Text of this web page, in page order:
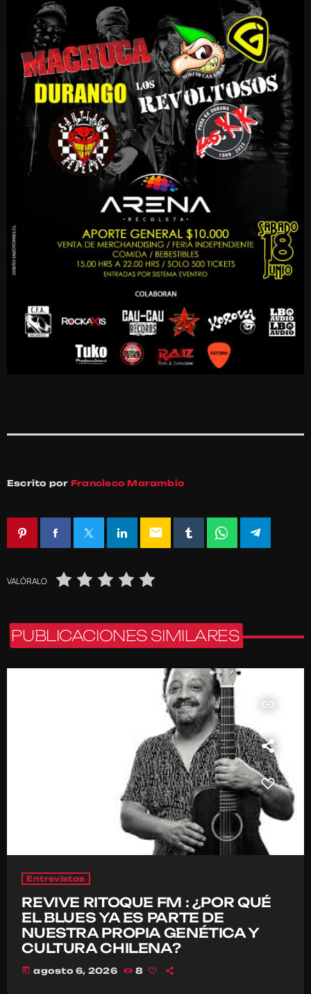
Escrito por Francisco Marambio
email
VALÓRALO
PUBLICACIONES SIMILARES
insert_link
Entrevistas
REVIVE RITOQUE FM : ¿POR QUÉ
EL BLUES YA ES PARTE DE
NUESTRA PROPIA GENÉTICA Y
CULTURA CHILENA?
today agosto 6, 2026 8